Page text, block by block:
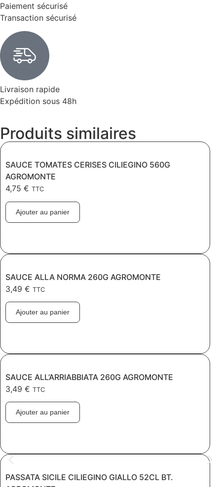
Paiement sécurisé
Transaction sécurisé
Livraison rapide
Expédition sous 48h
Produits similaires
SAUCE TOMATES CERISES CILIEGINO 560G
AGROMONTE
4,75 € TTC
Ajouter au panier
SAUCE ALLA NORMA 260G AGROMONTE
3,49 € TTC
Ajouter au panier
SAUCE ALL’ARRIABBIATA 260G AGROMONTE
3,49 € TTC
Ajouter au panier
PASSATA SICILE CILIEGINO GIALLO 52CL BT.